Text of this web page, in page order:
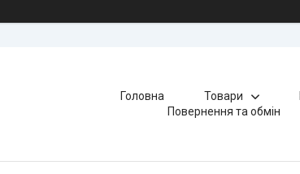
Головна Товари
Повернення та обмін